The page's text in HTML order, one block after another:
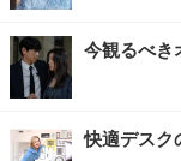
今観るべき
快適デスク